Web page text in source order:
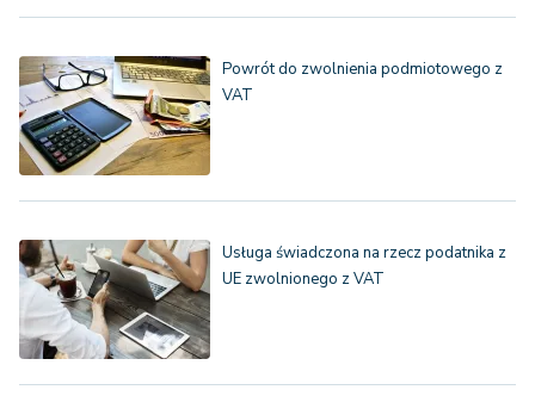
Powrót do zwolnienia podmiotowego z
VAT
Usługa świadczona na rzecz podatnika z
UE zwolnionego z VAT